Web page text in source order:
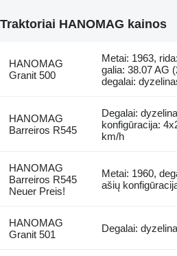
Traktoriai HANOMAG kainos
HANOMAG
Granit 500
Metai: 1963,
galia: 38.07 AG
degalai:
HANOMAG
Barreiros R545
Degalai:
konfigūracija:
km/h
HANOMAG
Barreiros R545
Neuer Preis!
Metai: 1960,
ašių
HANOMAG
Granit 501
Degalai: